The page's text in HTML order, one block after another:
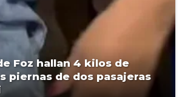
Foz hallan 4 kilos de
piernas de dos pasajeras